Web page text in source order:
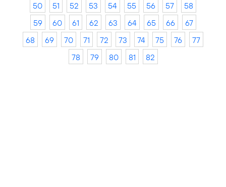
50
51 52 53 54 55 56 57
58
59
60 61 62 63 64 65 66
67
68
69 70 71 72 73 74 75 76
77
78
79 80 81 82